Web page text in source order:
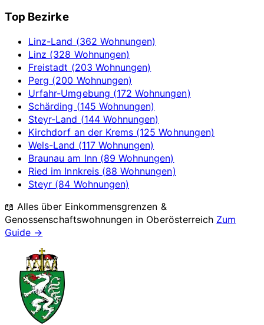
Top Bezirke
Linz-Land (362 Wohnungen)
Linz (328 Wohnungen)
Freistadt (203 Wohnungen)
Perg (200 Wohnungen)
Urfahr-Umgebung (172 Wohnungen)
Schärding (145 Wohnungen)
Steyr-Land (144 Wohnungen)
Kirchdorf an der Krems (125 Wohnungen)
Wels-Land (117 Wohnungen)
Braunau am Inn (89 Wohnungen)
Ried im Innkreis (88 Wohnungen)
Steyr (84 Wohnungen)
📖 Alles über Einkommensgrenzen &
Genossenschaftswohnungen in Oberösterreich Zum
Guide →